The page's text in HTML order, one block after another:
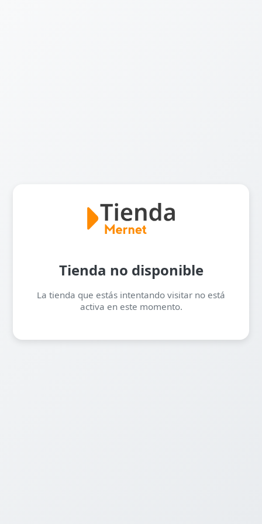
Tienda no disponible
La tienda que estás intentando visitar no está
activa en este momento.